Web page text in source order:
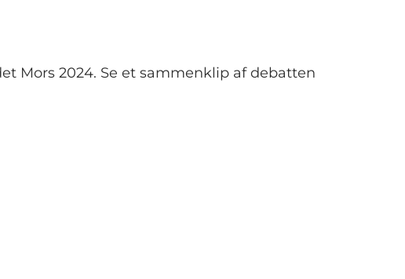
Mors 2024. Se et sammenklip af debatten